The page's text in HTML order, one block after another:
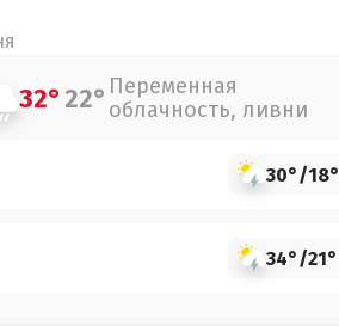
32°22° Переменная
облачность, ливни
30°/18°
34°/21°